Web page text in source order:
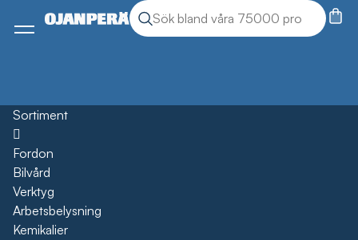
Sök produkter
Sök
Meny
Sortiment
Öppna
Fordon
Bilvård
Verktyg
Arbetsbelysning
Kemikalier